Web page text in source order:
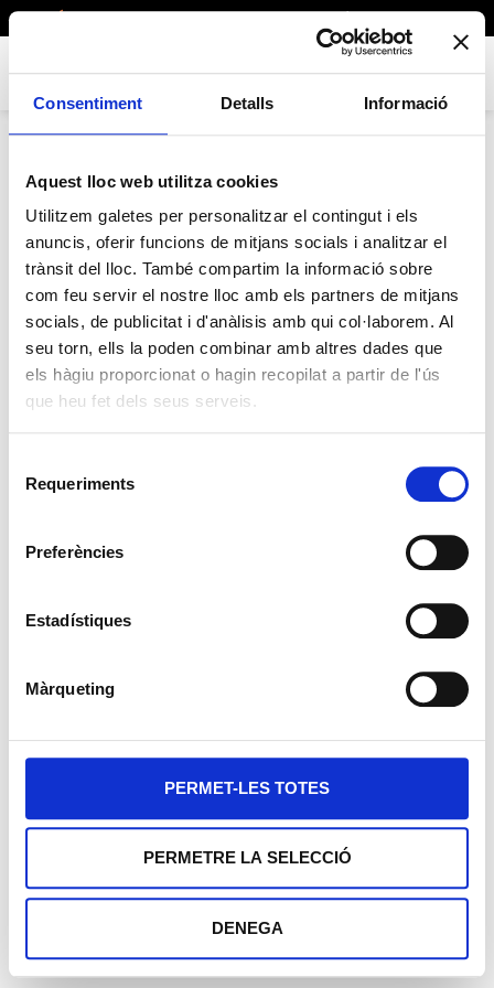
Consentiment Detalls Informació
Aquest lloc web utilitza cookies
Utilitzem galetes per personalitzar el contingut i els
anuncis, oferir funcions de mitjans socials i analitzar el
trànsit del lloc. També compartim la informació sobre
com feu servir el nostre lloc amb els partners de mitjans
socials, de publicitat i d'anàlisis amb qui col·laborem. Al
seu torn, ells la poden combinar amb altres dades que
els hàgiu proporcionat o hagin recopilat a partir de l'ús
que heu fet dels seus serveis.
Requeriments
Preferències
Estadístiques
Màrqueting
PERMET-LES TOTES
PERMETRE LA SELECCIÓ
DENEGA
ACCÉS PARTICIPANTS CATALÁN CASTELLANO
Recuperar contraseña
Para restablecer su contraseña, ingrese su
dirección de correo electrónico o nombre de
usuario a continuación.
Aviso legal
Política de privacidad
Política de cookies
Web desenvolupada per PIMEC